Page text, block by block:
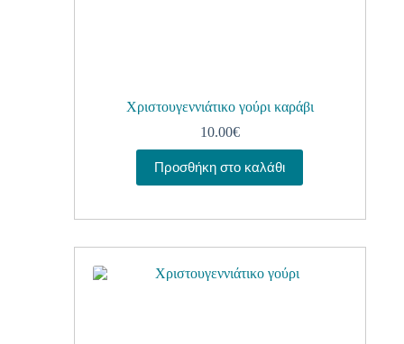
Χριστουγεννιάτικο γούρι καράβι
10.00€
Προσθήκη στο καλάθι